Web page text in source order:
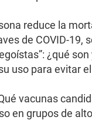
reduce la
de COVID-19,
¿qué
uso para evitar
vacunas
en grupos de